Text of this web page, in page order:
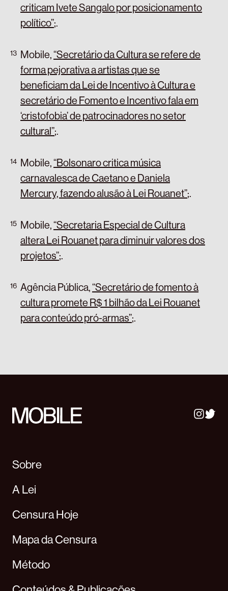
criticam Ivete Sangalo por posicionamento
político”;.
Mobile,“Secretário da Cultura se refere de
forma pejorativa a artistas que se
beneficiam da Lei de Incentivo à Cultura e
secretário de Fomento e Incentivo fala em
‘cristofobia’ de patrocinadores no setor
cultural”;.
Mobile,“Bolsonaro critica música
carnavalesca de Caetano e Daniela
Mercury, fazendo alusão à Lei Rouanet”;.
Mobile,“Secretaria Especial de Cultura
altera Lei Rouanet para diminuir valores dos
projetos”;.
Agência Pública,“Secretário de fomento à
cultura promete R$ 1 bilhão da Lei Rouanet
para conteúdo pró-armas”;.
Sobre
A Lei
Censura Hoje
Mapa da Censura
Método